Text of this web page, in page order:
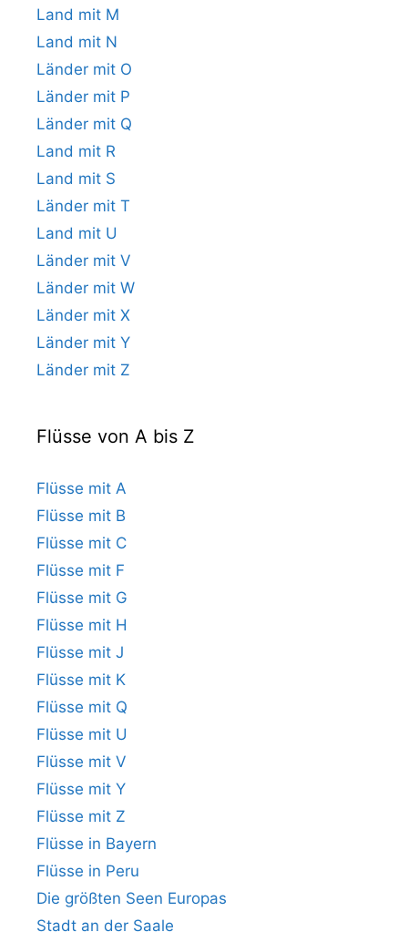
Land mit M
Land mit N
Länder mit O
Länder mit P
Länder mit Q
Land mit R
Land mit S
Länder mit T
Land mit U
Länder mit V
Länder mit W
Länder mit X
Länder mit Y
Länder mit Z
Flüsse von A bis Z
Flüsse mit A
Flüsse mit B
Flüsse mit C
Flüsse mit F
Flüsse mit G
Flüsse mit H
Flüsse mit J
Flüsse mit K
Flüsse mit Q
Flüsse mit U
Flüsse mit V
Flüsse mit Y
Flüsse mit Z
Flüsse in Bayern
Flüsse in Peru
Die größten Seen Europas
Stadt an der Saale